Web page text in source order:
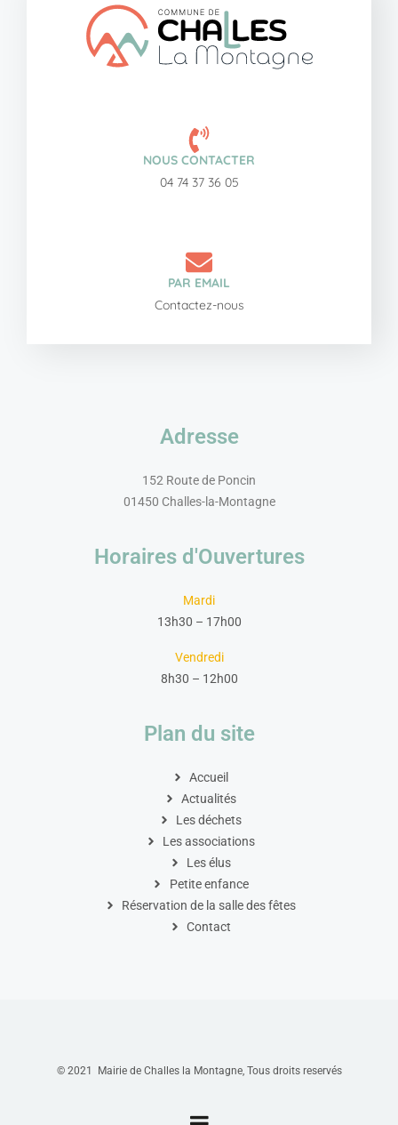
NOUS CONTACTER
04 74 37 36 05
PAR EMAIL
Contactez-nous
Adresse
152 Route de Poncin
01450 Challes-la-Montagne
Horaires d'Ouvertures
Mardi
13h30 – 17h00
Vendredi
8h30 – 12h00
Plan du site
Accueil
Actualités
Les déchets
Les associations
Les élus
Petite enfance
Réservation de la salle des fêtes
Contact
© 2021 Mairie de Challes la Montagne, Tous droits reservés